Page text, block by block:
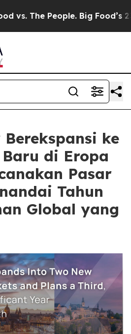
People. Big Food’s 239
ke
di Eropa
Pasar
Tahun
Global yang